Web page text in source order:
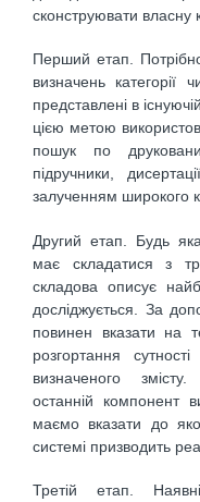
сконструювати власну
Перший етап.
визначень категорії
представлені в
цією метою
пошук по
підручники,
залученням широкого
Другий етап. Будь
має складатися з
складова описує
досліджується. За
повинен вказати на
розгортання
визначеного змісту.
останній компонент
маємо вказати до
системі призводить
Третій етап.